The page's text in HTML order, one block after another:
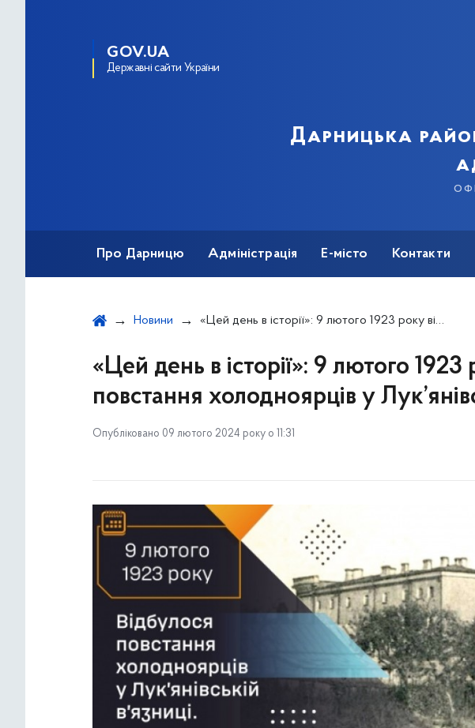
GOV.UA
Державні сайти України
Дарницька
Про Дарницю Адміністрація Е-місто Контакти
Новини «Цей день в історії»: 9 лютого 1923 року відбулося повстання холодноярців у Лук’янівській в’язниці.
«Цей день в історії»: 9 лютого 1923
повстання холодноярців у
Опубліковано 09 лютого 2024 року о 11:31